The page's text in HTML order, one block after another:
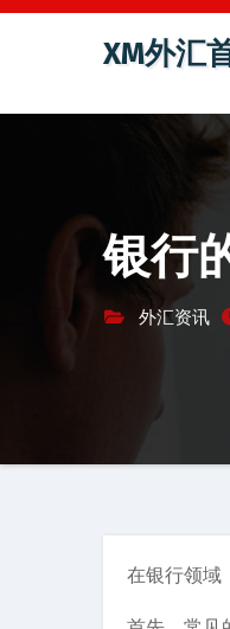
跳
容
XM外汇
银行
外汇资讯
在银行领域